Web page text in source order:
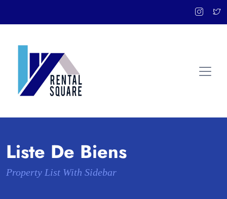
Liste De Biens
Property List With Sidebar